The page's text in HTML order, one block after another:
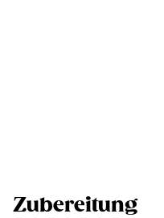
Zubereitung